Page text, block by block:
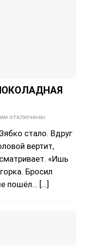
отключены
стало. Вдруг
вертит,
«Ишь
Бросил
пошёл… […]